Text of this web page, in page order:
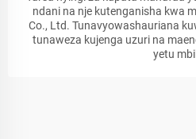
ndani na nje kutenganisha kwa
Co., Ltd. Tunavyowashauriana
tunaweza kujenga uzuri na
yetu